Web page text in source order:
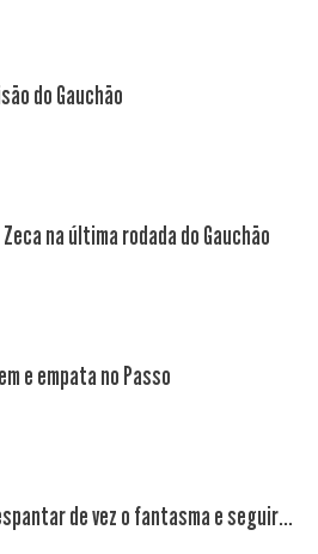
do Gauchão
na última rodada do Gauchão
e empata no Passo
de vez o fantasma e seguir...